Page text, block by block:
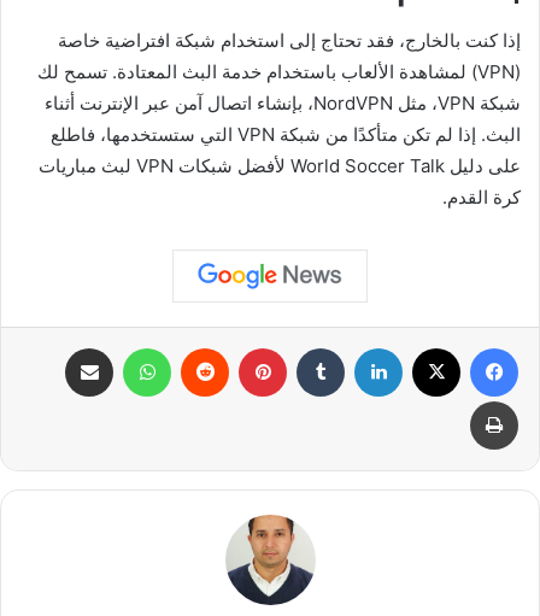
إذا كنت بالخارج، فقد تحتاج إلى استخدام شبكة افتراضية خاصة
(VPN) لمشاهدة الألعاب باستخدام خدمة البث المعتادة. تسمح لك
شبكة VPN، مثل NordVPN، بإنشاء اتصال آمن عبر الإنترنت أثناء
البث. إذا لم تكن متأكدًا من شبكة VPN التي ستستخدمها، فاطلع
على دليل World Soccer Talk لأفضل شبكات VPN لبث مباريات
كرة القدم.
فيسبوك لينكدإن بينتيريست واتساب
طباعة